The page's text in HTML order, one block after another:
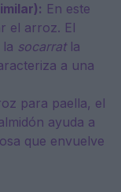
En este
el arroz. El
socarratla
a una
para paella, el
ayuda a
que envuelve